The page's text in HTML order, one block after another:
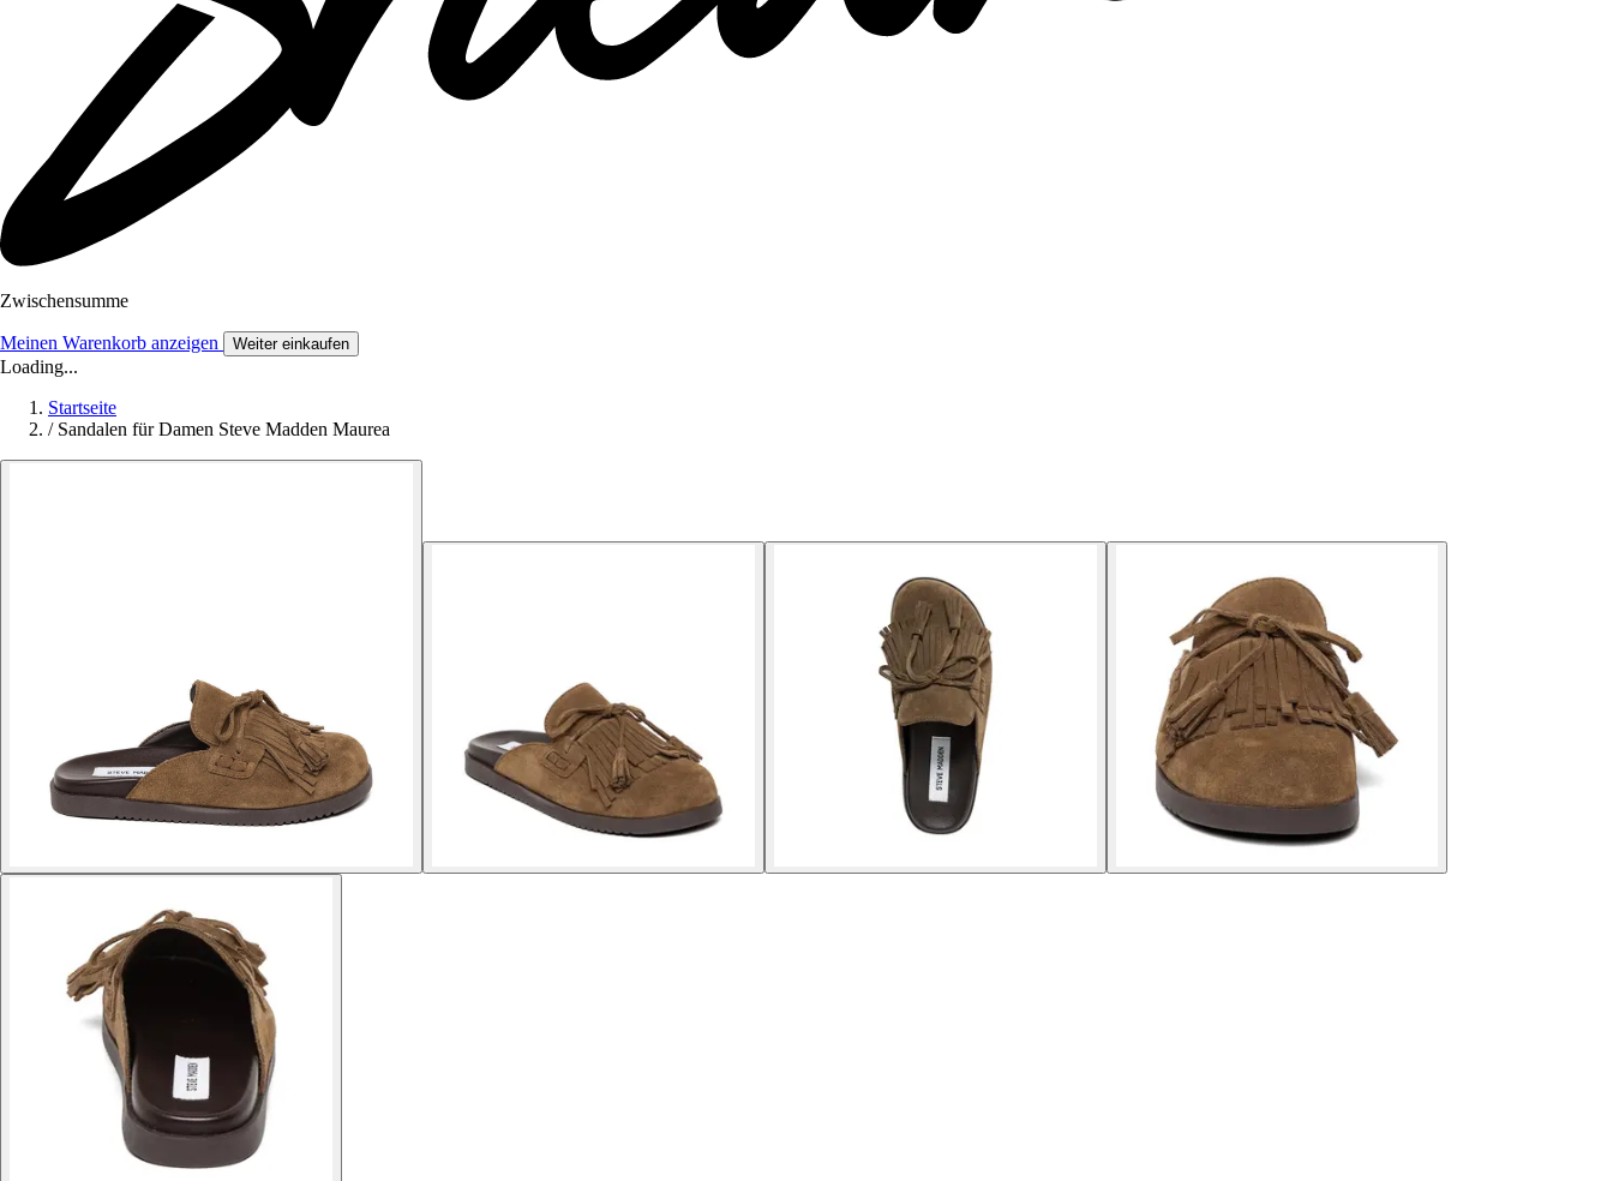
Zwischensumme
Meinen Warenkorb anzeigen Weiter einkaufen
Loading...
Startseite
/ Sandalen für Damen Steve Madden Maurea